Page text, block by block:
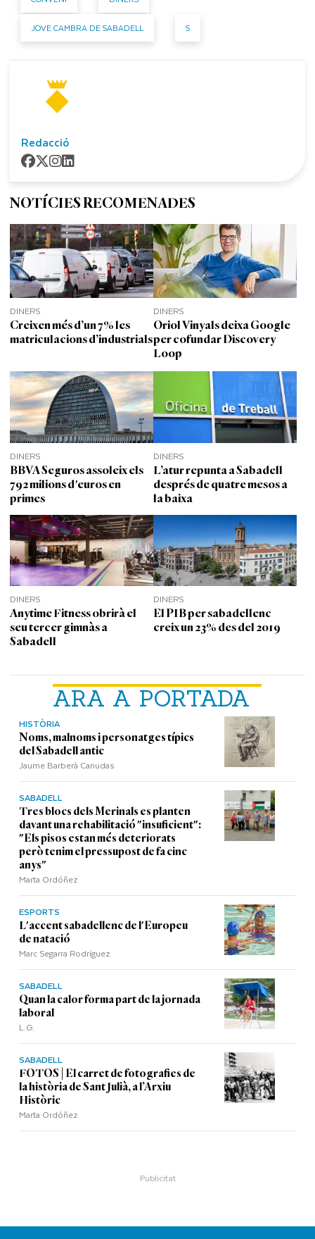
ARA A PORTADA
HISTÒRIA
Noms, malnoms i personatges típics
del Sabadell antic
Jaume Barberà Canudas
SABADELL
Tres blocs dels Merinals es planten
davant una rehabilitació "insuficient":
"Els pisos estan més deteriorats
però tenim el pressupost de fa cinc
anys"
Marta Ordóñez
ESPORTS
L'accent sabadellenc de l'Europeu
de natació
Marc Segarra Rodríguez
SABADELL
Quan la calor forma part de la jornada
laboral
L.G.
SABADELL
FOTOS | El carret de fotografies de
la història de Sant Julià, a l’Arxiu
Històric
Marta Ordóñez
JOVE CAMBRA DE SABADELL S
Redacció
NOTÍCIES RECOMENADES
DINERS
Creixen més d’un 7% les
matriculacions d’industrials
DINERS
Oriol Vinyals deixa Google
per cofundar Discovery
Loop
DINERS
BBVA Seguros assoleix els
792 milions d'euros en
primes
DINERS
L’atur repunta a Sabadell
després de quatre mesos a
la baixa
DINERS
Anytime Fitness obrirà el
seu tercer gimnàs a
Sabadell
DINERS
El PIB per sabadellenc
creix un 23% des del 2019